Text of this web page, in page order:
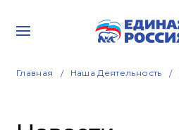
Главная Наша Деятельность